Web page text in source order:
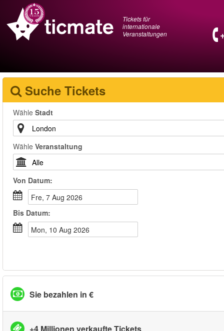
Tickets für
internationale
Veranstaltungen
Suche Tickets
Wähle Stadt
Wähle Veranstaltung
Von Datum:
Fre, 7 Aug 2026
Bis Datum:
Mon, 10 Aug 2026
Sie bezahlen in €
+4 Millionen verkaufte Tickets